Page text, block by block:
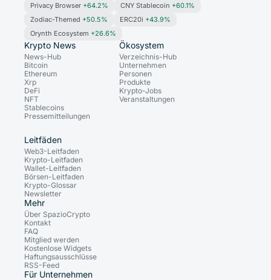
Privacy Browser +64.2% CNY Stablecoin +60.1%
Zodiac-Themed +50.5% ERC20i +43.9%
Orynth Ecosystem +26.6%
Krypto News
News-Hub
Bitcoin
Ethereum
Xrp
DeFi
NFT
Stablecoins
Pressemitteilungen
Ökosystem
Verzeichnis-Hub
Unternehmen
Personen
Produkte
Krypto-Jobs
Veranstaltungen
Leitfäden
Web3-Leitfaden
Krypto-Leitfaden
Wallet-Leitfaden
Börsen-Leitfaden
Krypto-Glossar
Newsletter
Mehr
Über SpazioCrypto
Kontakt
FAQ
Mitglied werden
Kostenlose Widgets
Haftungsausschlüsse
RSS-Feed
Für Unternehmen